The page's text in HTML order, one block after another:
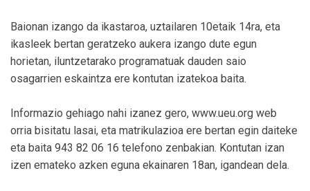
Baionan izango da ikastaroa, uztailaren 10etaik 14ra, eta
ikasleek bertan geratzeko aukera izango dute egun
horietan, iluntzetarako programatuak dauden saio
osagarrien eskaintza ere kontutan izatekoa baita.
Informazio gehiago nahi izanez gero, www.ueu.org web
orria bisitatu lasai, eta matrikulazioa ere bertan egin daiteke
eta baita 943 82 06 16 telefono zenbakian. Kontutan izan
izen emateko azken eguna ekainaren 18an, igandean dela.